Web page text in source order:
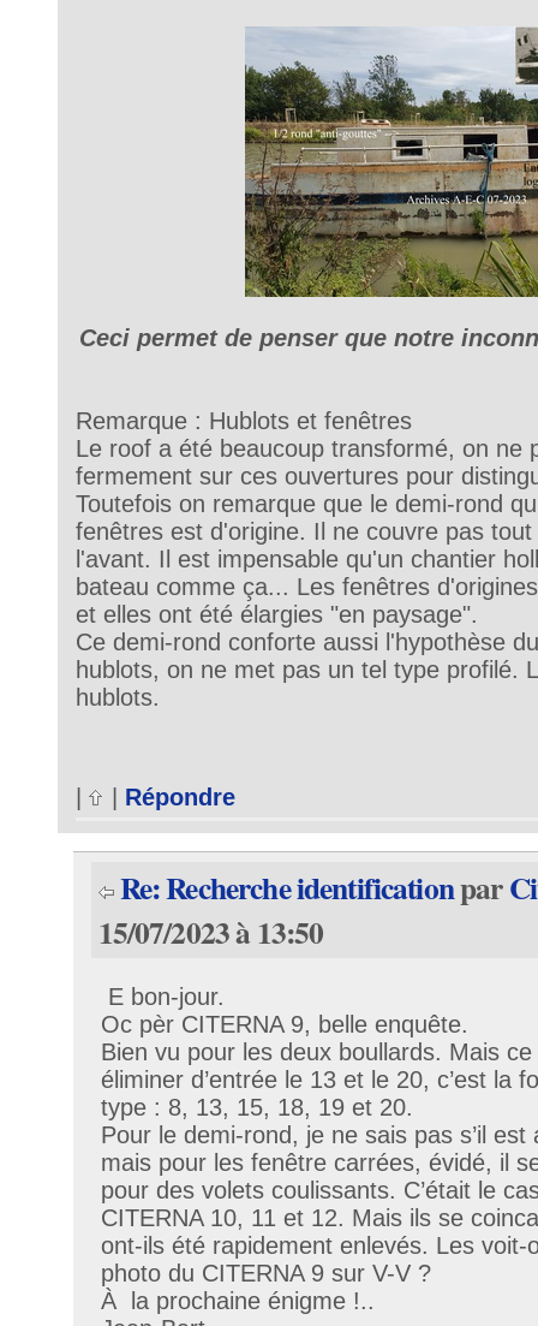
Ceci permet de penser que notre
Remarque : Hublots et fenêtres
Le roof a été beaucoup transformé, on ne
fermement sur ces ouvertures pour
Toutefois on remarque que le demi-rond
fenêtres est d'origine. Il ne couvre pas
l'avant. Il est impensable qu'un chantier
bateau comme ça... Les fenêtres
et elles ont été élargies "en paysage".
Ce demi-rond conforte aussi l'hypothèse
hublots, on ne met pas un tel type profilé.
hublots.
Répondre
Re: Recherche identificationpar
15/07/2023 à 13:50
E bon-jour.
Oc pèr CITERNA 9, belle enquête.
Bien vu pour les deux boullards. Mais ce
éliminer d’entrée le 13 et le 20, c’est la
type : 8, 13, 15, 18, 19 et 20.
Pour le demi-rond, je ne sais pas s’il est
mais pour les fenêtre carrées, évidé, il
pour des volets coulissants. C’était le
CITERNA 10, 11 et 12. Mais ils se
ont-ils été rapidement enlevés. Les voit-
photo du CITERNA 9 sur V-V ?
À la prochaine énigme !..